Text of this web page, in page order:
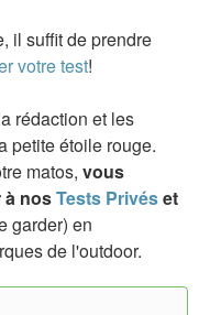
il suffit de prendre
votre test!
rédaction et les
petite étoile rouge.
matos, vous
à nosTests Privéset
garder) en
de l'outdoor.